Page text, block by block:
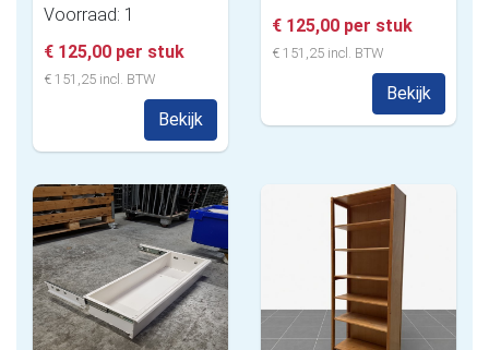
Voorraad: 1
€ 125,00 per stuk
€ 151,25 incl. BTW
Bekijk
€ 125,00 per stuk
€ 151,25 incl. BTW
Bekijk